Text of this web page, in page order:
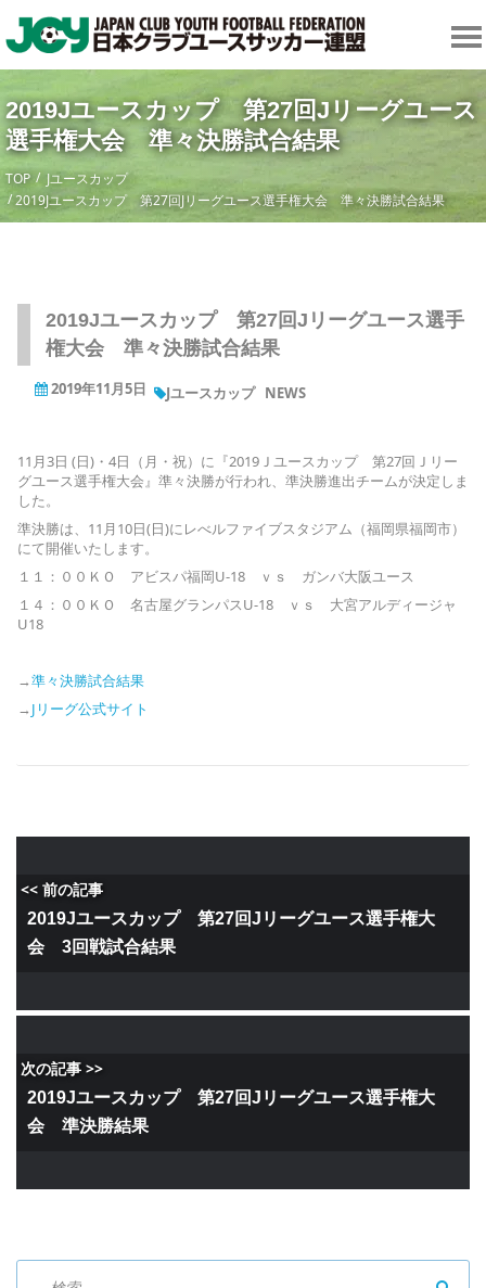
2019Jユースカップ 第27回Jリーグユース
選手権大会 準々決勝試合結果
TOP
Jユースカップ
2019Jユースカップ 第27回Jリーグユース選手権大会 準々決勝試合結果
2019Jユースカップ 第27回Jリーグユース選手
権大会 準々決勝試合結果
2019年11月5日 Jユースカップ NEWS
11月3日 (日)・4日（月・祝）に『2019Ｊユースカップ 第27回Ｊリー
グユース選手権大会』準々決勝が行われ、準決勝進出チームが決定しま
した。
準決勝は、11月10日(日)にレべルファイブスタジアム（福岡県福岡市）
にて開催いたします。
１１：００ＫＯ アビスパ福岡U-18 ｖｓ ガンバ大阪ユース
１４：００ＫＯ 名古屋グランパスU-18 ｖｓ 大宮アルディージャ
U18
→準々決勝試合結果
→ Jリーグ公式サイト
<< 前の記事
2019Jユースカップ 第27回Jリーグユース選手権大
会 3回戦試合結果
次の記事 >>
2019Jユースカップ 第27回Jリーグユース選手権大
会 準決勝結果